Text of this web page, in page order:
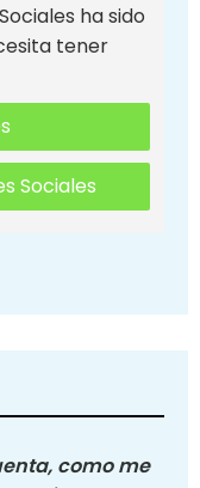
ha sido
tener
Sociales
como me